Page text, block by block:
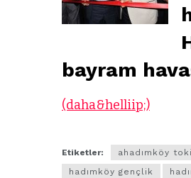
bayram
(daha&helliip;)
Etiketler: ahadımköy toki
hadımköy gençlik